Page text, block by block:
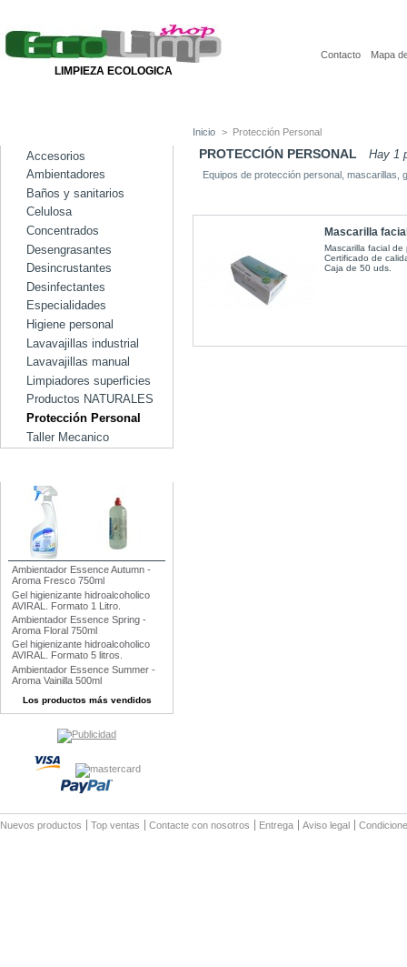
LIMPIEZA ECOLOGICA
Contacto Mapa
Accesorios
Ambientadores
Baños y sanitarios
Celulosa
Concentrados
Desengrasantes
Desincrustantes
Desinfectantes
Especialidades
Higiene personal
Lavavajillas industrial
Lavavajillas manual
Limpiadores superficies
Productos NATURALES
Protección Personal
Taller Mecanico
Ambientador Essence Autumn -
Aroma Fresco 750ml
Gel higienizante hidroalcoholico
AVIRAL. Formato 1 Litro.
Ambientador Essence Spring -
Aroma Floral 750ml
Gel higienizante hidroalcoholico
AVIRAL. Formato 5 litros.
Ambientador Essence Summer -
Aroma Vainilla 500ml
Los productos más vendidos
Inicio > Protección Personal
PROTECCIÓN PERSONAL Hay 1
Equipos de protección personal, mascarillas,
Mascarilla
Mascarilla facial
Certificado de
Caja de 50 uds.
Nuevos productos Top ventas Contacte con nosotros Entrega Aviso legal